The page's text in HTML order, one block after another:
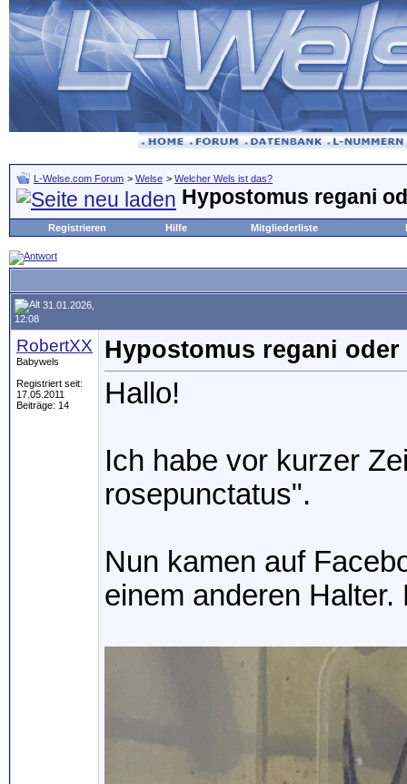
L-Welse.com Forum > Welse > Welcher Wels ist das?
Hypostomus regani
Registrieren Hilfe Mitgliederliste
31.01.2026,
12:08
RobertXX
Babywels
Registriert seit:
17.05.2011
Beiträge: 14
Hypostomus regani
Hallo!
Ich habe vor kurzer
rosepunctatus".
Nun kamen auf
einem anderen